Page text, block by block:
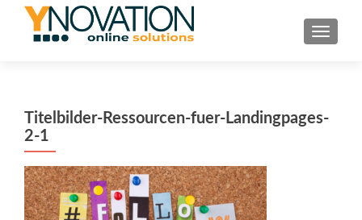
Titelbilder-Ressourcen-fuer-Landingpages-
2-1